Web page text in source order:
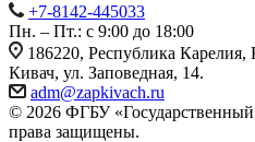
+7-8142-445033
Пн. – Пт.: с 9:00 до 18:00
186220, Республика
Кивач, ул. Заповедная, 14.
adm@zapkivach.ru
© 2026 ФГБУ
права защищены.